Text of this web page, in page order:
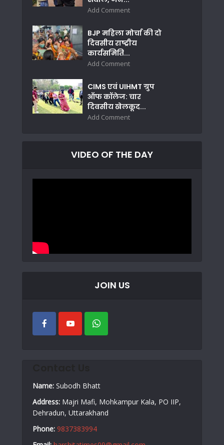
Add Comment
BJP महिला मोर्चा की दो
दिवसीय राष्ट्रीय
कार्यसमिति...
Add Comment
CIMS एवं UIHMT ग्रुप
ऑफ कॉलेज: चार
दिवसीय खेलकूद...
Add Comment
VIDEO OF THE DAY
JOIN US
Name: Subodh Bhatt
Address: Majri Mafi, Mohkampur Kala, PO IIP,
Dehradun, Uttarakhand
Phone: 9837383994